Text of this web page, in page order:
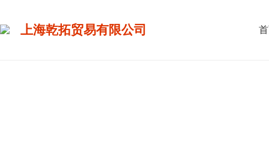
上海乾拓贸易有限公司